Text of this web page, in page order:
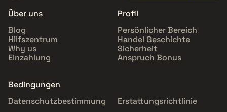
Über uns
Blog
Hilfszentrum
Why us
Einzahlung
Profil
Persönlicher Bereich
Handel Geschichte
Sicherheit
Anspruch Bonus
Bedingungen
Datenschutzbestimmung
Erstattungsrichtlinie